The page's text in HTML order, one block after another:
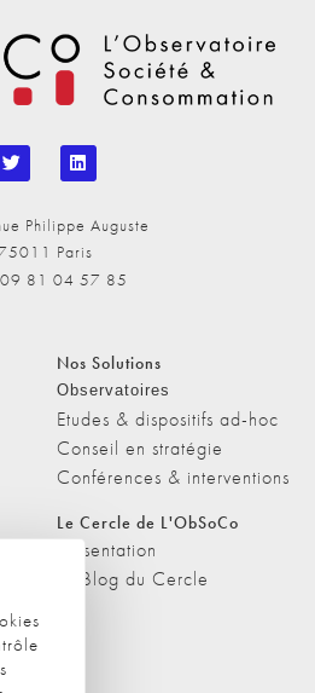
Philippe Auguste
Paris
81 04 57 85
Nos Solutions
Observatoires
Etudes & dispositifs ad-hoc
Conseil en stratégie
Conférences & interventions
Le Cercle de L'ObSoCo
Présentation
Le Blog du Cercle